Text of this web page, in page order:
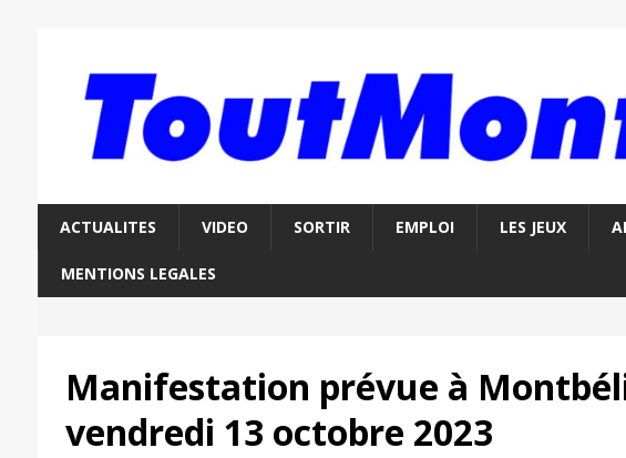
ACTUALITES VIDEO SORTIR EMPLOI LES JEUX
MENTIONS LEGALES
Manifestation prévue à
vendredi 13 octobre 2023